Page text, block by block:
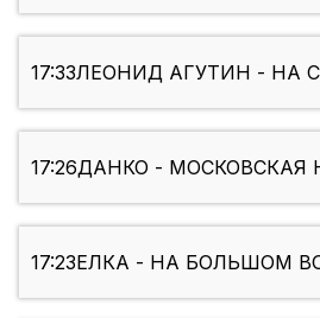
17:33ЛЕОНИД АГУТИН - НА
17:26ДАНКО - МОСКОВСКАЯ
17:23ЕЛКА - НА БОЛЬШОМ